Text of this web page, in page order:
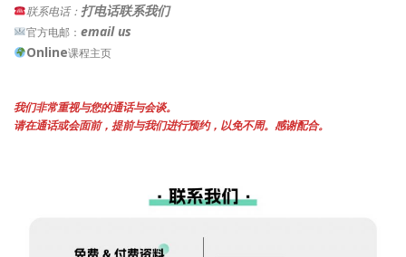
联系电话： 打电话联系我们
官方电邮： email us
Online课程主页
我们非常重视与您的通话与会谈。
请在通话或会面前，提前与我们进行预约，以免不周。感谢配合。